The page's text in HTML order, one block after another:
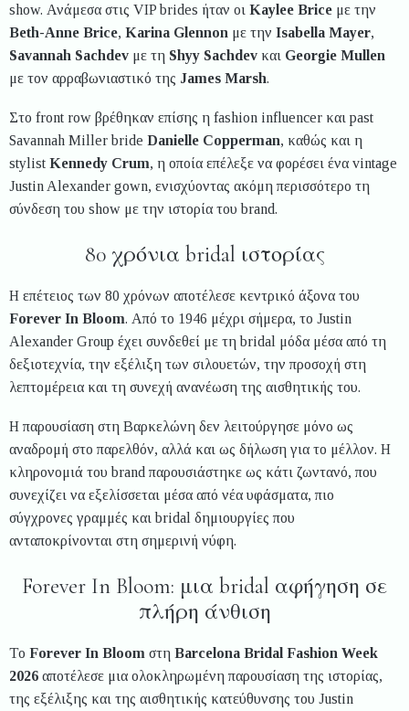
show. Ανάμεσα στις VIP brides ήταν οι Kaylee Brice με την
Beth-Anne Brice, Karina Glennon με την Isabella Mayer,
Savannah Sachdev με τη Shyy Sachdev και Georgie Mullen
με τον αρραβωνιαστικό της James Marsh.
Στο front row βρέθηκαν επίσης η fashion influencer και past
Savannah Miller bride Danielle Copperman, καθώς και η
stylist Kennedy Crum, η οποία επέλεξε να φορέσει ένα vintage
Justin Alexander gown, ενισχύοντας ακόμη περισσότερο τη
σύνδεση του show με την ιστορία του brand.
80 χρόνια bridal ιστορίας
Η επέτειος των 80 χρόνων αποτέλεσε κεντρικό άξονα του
Forever In Bloom. Από το 1946 μέχρι σήμερα, το Justin
Alexander Group έχει συνδεθεί με τη bridal μόδα μέσα από τη
δεξιοτεχνία, την εξέλιξη των σιλουετών, την προσοχή στη
λεπτομέρεια και τη συνεχή ανανέωση της αισθητικής του.
Η παρουσίαση στη Βαρκελώνη δεν λειτούργησε μόνο ως
αναδρομή στο παρελθόν, αλλά και ως δήλωση για το μέλλον. Η
κληρονομιά του brand παρουσιάστηκε ως κάτι ζωντανό, που
συνεχίζει να εξελίσσεται μέσα από νέα υφάσματα, πιο
σύγχρονες γραμμές και bridal δημιουργίες που
ανταποκρίνονται στη σημερινή νύφη.
Forever In Bloom: μια bridal αφήγηση σε
πλήρη άνθιση
Το Forever In Bloom στη Barcelona Bridal Fashion Week
2026 αποτέλεσε μια ολοκληρωμένη παρουσίαση της ιστορίας,
της εξέλιξης και της αισθητικής κατεύθυνσης του Justin